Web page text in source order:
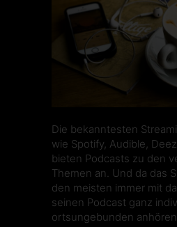
Die bekanntesten
wie Spotify, Audible,
bieten Podcasts zu den
Themen an. Und da das
den meisten immer mit
seinen Podcast ganz
ortsungebunden anhören.